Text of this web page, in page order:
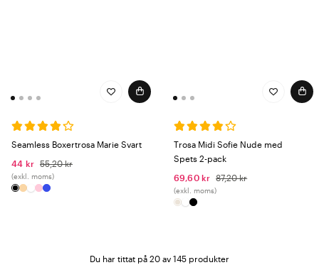
Seamless Boxertrosa Marie Svart
44 kr 55,20 kr
(exkl. moms)
Trosa Midi Sofie Nude med
Spets 2-pack
69,60 kr 87,20 kr
(exkl. moms)
Du har tittat på 20 av 145 produkter